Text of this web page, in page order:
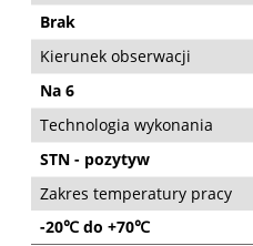
Brak
Kierunek obserwacji
Na 6
Technologia wykonania
STN - pozytyw
Zakres temperatury pracy
-20℃ do +70℃